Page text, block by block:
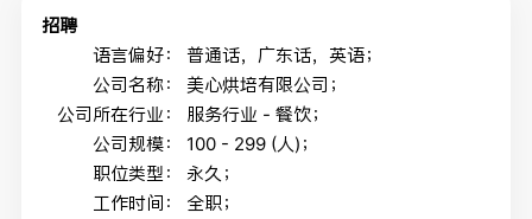
招聘
语言偏好：
普通话，广东话，英语；
公司名称：
美心烘培有限公司；
公司所在行业：
服务行业 - 餐饮；
公司规模：
100 - 299 (人)；
职位类型：
永久；
工作时间：
全职；